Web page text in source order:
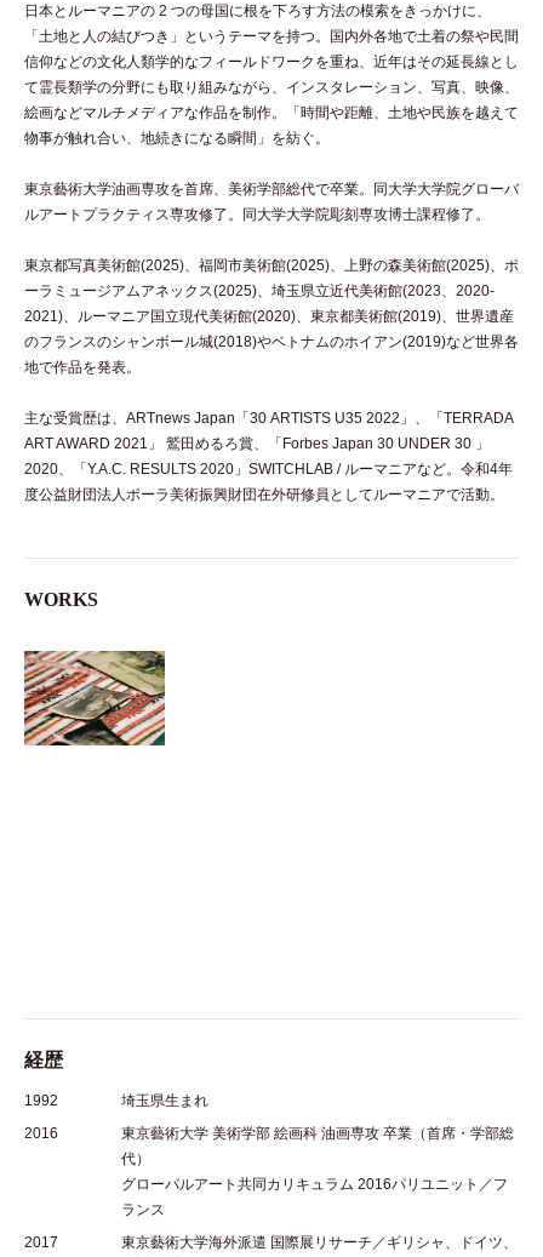
日本とルーマニアの 2 つの母国に根を下ろす方法の模索をきっかけに、
「土地と人の結びつき」というテーマを持つ。国内外各地で土着の祭や民間
信仰などの文化人類学的なフィールドワークを重ね、近年はその延長線とし
て霊長類学の分野にも取り組みながら、インスタレーション、写真、映像、
絵画などマルチメディアな作品を制作。「時間や距離、土地や民族を越えて
物事が触れ合い、地続きになる瞬間」を紡ぐ。
東京藝術大学油画専攻を首席、美術学部総代で卒業。同大学大学院グローバ
ルアートプラクティス専攻修了。同大学大学院彫刻専攻博士課程修了。
東京都写真美術館(2025)、福岡市美術館(2025)、上野の森美術館(2025)、ポ
ーラミュージアムアネックス(2025)、埼玉県立近代美術館(2023、2020-
2021)、ルーマニア国立現代美術館(2020)、東京都美術館(2019)、世界遺産
のフランスのシャンボール城(2018)やベトナムのホイアン(2019)など世界各
地で作品を発表。
主な受賞歴は、ARTnews Japan「30 ARTISTS U35 2022」、「TERRADA
ART AWARD 2021」 鷲田めるろ賞、「Forbes Japan 30 UNDER 30 」
2020、「Y.A.C. RESULTS 2020」SWITCHLAB / ルーマニアなど。令和4年
度公益財団法人ポーラ美術振興財団在外研修員としてルーマニアで活動。
WORKS
経歴
1992
埼玉県生まれ
2016
東京藝術大学 美術学部 絵画科 油画専攻 卒業（首席・学部総
代）
グローバルアート共同カリキュラム 2016パリユニット／フ
ランス
2017
東京藝術大学海外派遣 国際展リサーチ／ギリシャ、ドイツ、